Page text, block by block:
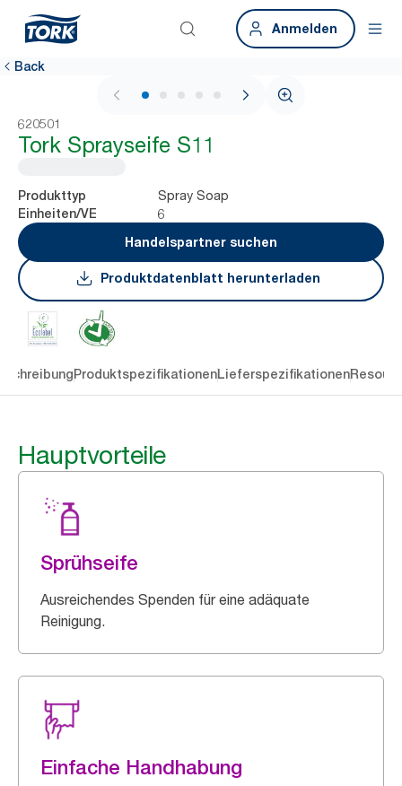
Anmelden
Back
1 / 6
620501
Tork Sprayseife S11
Produkttyp Spray Soap
Einheiten/VE
6
Handelspartner suchen
Produktdatenblatt herunterladen
ProduktspezifikationenLieferspezifikationen
Hauptvorteile
Sprühseife
Ausreichendes Spenden für eine adäquate
Reinigung.
Einfache Handhabung